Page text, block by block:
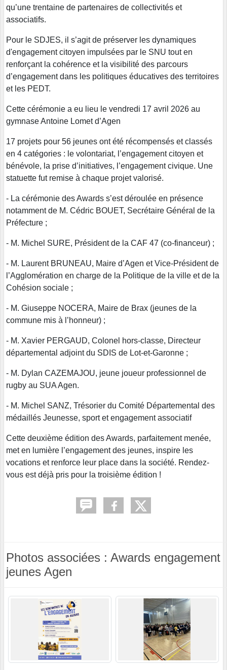
qu’une trentaine de partenaires de collectivités et
associatifs.
Pour le SDJES, il s’agit de préserver les dynamiques
d'engagement citoyen impulsées par le SNU tout en
renforçant la cohérence et la visibilité des parcours
d’engagement dans les politiques éducatives des territoires
et les PEDT.
Cette cérémonie a eu lieu le vendredi 17 avril 2026 au
gymnase Antoine Lomet d’Agen
17 projets pour 56 jeunes ont été récompensés et classés
en 4 catégories : le volontariat, l’engagement citoyen et
bénévole, la prise d’initiatives, l’engagement civique. Une
statuette fut remise à chaque projet valorisé.
- La cérémonie des Awards s’est déroulée en présence
notamment de M. Cédric BOUET, Secrétaire Général de la
Préfecture ;
- M. Michel SURE, Président de la CAF 47 (co-financeur) ;
- M. Laurent BRUNEAU, Maire d’Agen et Vice-Président de
l’Agglomération en charge de la Politique de la ville et de la
Cohésion sociale ;
- M. Giuseppe NOCERA, Maire de Brax (jeunes de la
commune mis à l’honneur) ;
- M. Xavier PERGAUD, Colonel hors-classe, Directeur
départemental adjoint du SDIS de Lot-et-Garonne ;
- M. Dylan CAZEMAJOU, jeune joueur professionnel de
rugby au SUA Agen.
- M. Michel SANZ, Trésorier du Comité Départemental des
médaillés Jeunesse, sport et engagement associatif
Cette deuxième édition des Awards, parfaitement menée,
met en lumière l’engagement des jeunes, inspire les
vocations et renforce leur place dans la société. Rendez-
vous est déjà pris pour la troisième édition !
Photos associées : Awards engagement
jeunes Agen